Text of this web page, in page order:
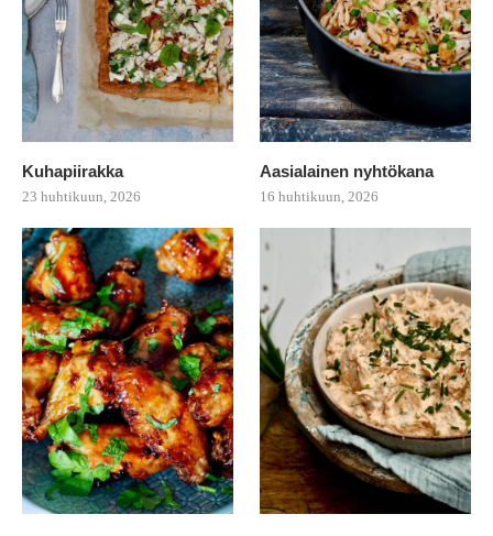
Kuhapiirakka
23 huhtikuun, 2026
Aasialainen nyhtökana
16 huhtikuun, 2026